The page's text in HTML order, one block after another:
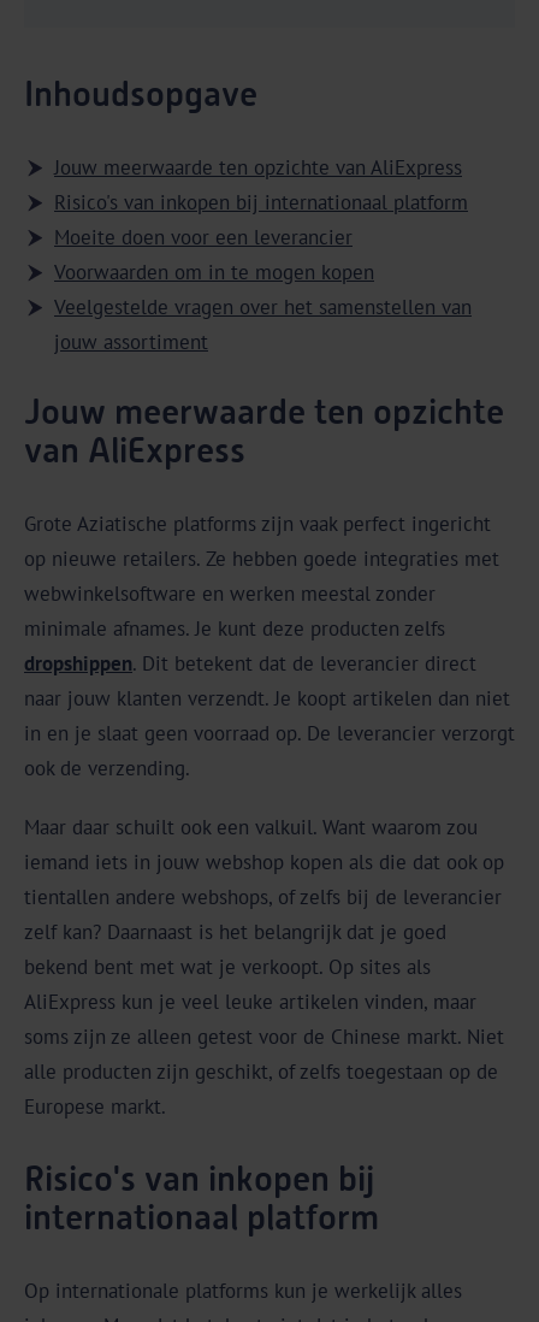
Inhoudsopgave
Jouw meerwaarde ten opzichte van AliExpress
Risico's van inkopen bij internationaal platform
Moeite doen voor een leverancier
Voorwaarden om in te mogen kopen
Veelgestelde vragen over het samenstellen van
jouw assortiment
Jouw meerwaarde ten opzichte
van AliExpress
Grote Aziatische platforms zijn vaak perfect ingericht
op nieuwe retailers. Ze hebben goede integraties met
webwinkelsoftware en werken meestal zonder
minimale afnames. Je kunt deze producten zelfs
dropshippen. Dit betekent dat de leverancier direct
naar jouw klanten verzendt. Je koopt artikelen dan niet
in en je slaat geen voorraad op. De leverancier verzorgt
ook de verzending.
Maar daar schuilt ook een valkuil. Want waarom zou
iemand iets in jouw webshop kopen als die dat ook op
tientallen andere webshops, of zelfs bij de leverancier
zelf kan? Daarnaast is het belangrijk dat je goed
bekend bent met wat je verkoopt. Op sites als
AliExpress kun je veel leuke artikelen vinden, maar
soms zijn ze alleen getest voor de Chinese markt. Niet
alle producten zijn geschikt, of zelfs toegestaan op de
Europese markt.
Risico's van inkopen bij
internationaal platform
Op internationale platforms kun je werkelijk alles